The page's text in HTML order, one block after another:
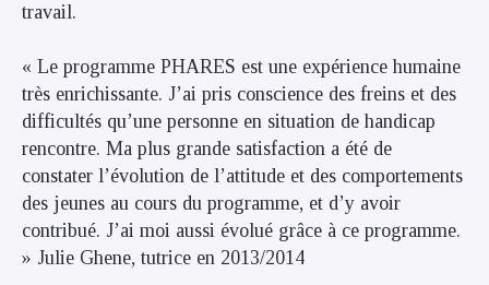
travail.
« Le programme PHARES est une expérience humaine
très enrichissante. J’ai pris conscience des freins et des
difficultés qu’une personne en situation de handicap
rencontre. Ma plus grande satisfaction a été de
constater l’évolution de l’attitude et des comportements
des jeunes au cours du programme, et d’y avoir
contribué. J’ai moi aussi évolué grâce à ce programme.
» Julie Ghene, tutrice en 2013/2014